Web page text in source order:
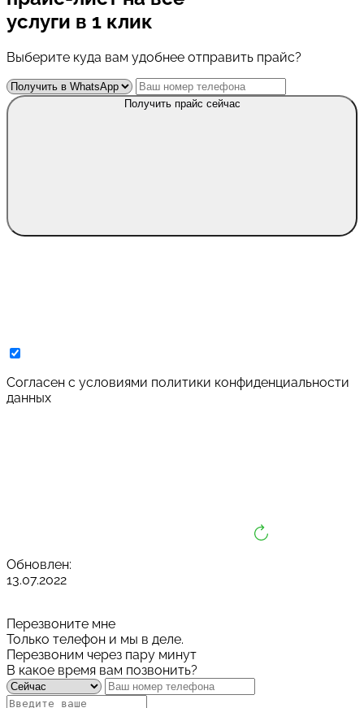
услуги в 1 клик
Выберите куда вам удобнее отправить прайс?
Получить прайс сейчас
Cогласен с условиями политики конфиденциальности
данных
Обновлен:
13.07.2022
Перезвоните мне
Только телефон и мы в деле.
Перезвоним через пару минут
В какое время вам позвонить?